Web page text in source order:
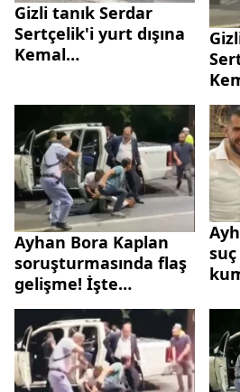
Gizli tanık Serdar
Sertçelik'i yurt dışına
Kemal
Kubat kaçırdı!
Ayhan Bora Kaplan
soruşturmasında flaş
gelişme! İşte
Organize Müdürü
Kerem Gökay Öner’in
ifadesi!